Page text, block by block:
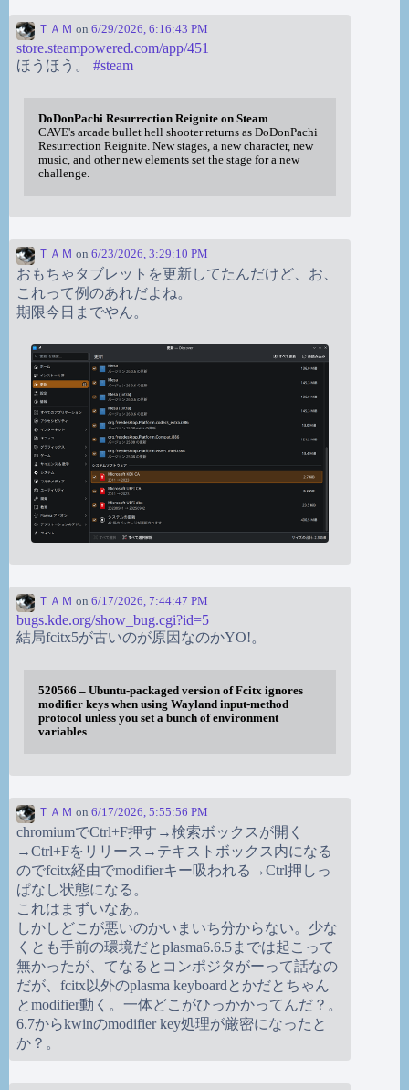
ＴＡＭ on 6/29/2026, 6:16:43 PM
store.steampowered.com/app/451
ほうほう。 #steam
DoDonPachi Resurrection Reignite on Steam
CAVE's arcade bullet hell shooter returns as DoDonPachi
Resurrection Reignite. New stages, a new character, new
music, and other new elements set the stage for a new
challenge.
ＴＡＭ on 6/23/2026, 3:29:10 PM
おもちゃタブレットを更新してたんだけど、お、
これって例のあれだよね。
期限今日までやん。
ＴＡＭ on 6/17/2026, 7:44:47 PM
bugs.kde.org/show_bug.cgi?id=5
結局fcitx5が古いのが原因なのかYO!。
520566 – Ubuntu-packaged version of Fcitx ignores
modifier keys when using Wayland input-method
protocol unless you set a bunch of environment
variables
ＴＡＭ on 6/17/2026, 5:55:56 PM
chromiumでCtrl+F押す→検索ボックスが開く
→Ctrl+Fをリリース→テキストボックス内になる
のでfcitx経由でmodifierキー吸われる→Ctrl押しっ
ぱなし状態になる。
これはまずいなあ。
しかしどこが悪いのかいまいち分からない。少な
くとも手前の環境だとplasma6.6.5までは起こって
無かったが、てなるとコンポジタがーって話なの
だが、fcitx以外のplasma keyboardとかだとちゃん
とmodifier動く。一体どこがひっかかってんだ？。
6.7からkwinのmodifier key処理が厳密になったと
か？。